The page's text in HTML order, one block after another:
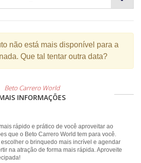
não está mais disponível para a
Que tal tentar outra data?
Beto Carrero World
INFORMAÇÕES
rápido e prático de você aproveitar ao
que o Beto Carrero World tem para você.
o brinquedo mais incrível e agendar
na atração de forma mais rápida. Aproveite